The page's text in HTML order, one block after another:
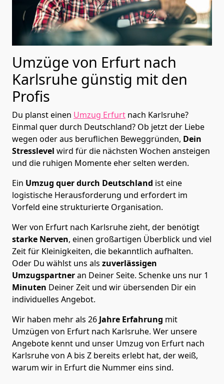
Umzüge von Erfurt nach
Karlsruhe günstig mit den
Profis
Du planst einen Umzug Erfurt nach Karlsruhe?
Einmal quer durch Deutschland? Ob jetzt der Liebe
wegen oder aus beruflichen Beweggründen, Dein
Stresslevel wird für die nächsten Wochen ansteigen
und die ruhigen Momente eher selten werden.
Ein Umzug quer durch Deutschland ist eine
logistische Herausforderung und erfordert im
Vorfeld eine strukturierte Organisation.
Wer von Erfurt nach Karlsruhe zieht, der benötigt
starke Nerven, einen großartigen Überblick und viel
Zeit für Kleinigkeiten, die bekanntlich aufhalten.
Oder Du wählst uns als zuverlässigen
Umzugspartneran Deiner Seite. Schenke uns nur 1
Minuten Deiner Zeit und wir übersenden Dir ein
individuelles Angebot.
Wir haben mehr als 26 Jahre Erfahrung mit
Umzügen von Erfurt nach Karlsruhe. Wer unsere
Angebote kennt und unser Umzug von Erfurt nach
Karlsruhe von A bis Z bereits erlebt hat, der weiß,
warum wir in Erfurt die Nummer eins sind.